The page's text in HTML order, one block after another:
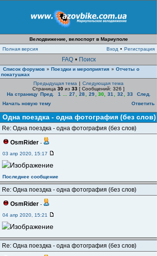
Велодвижение, велоспорт в Мариуполе
Полная версия
Вход • Регистрация
FAQ • Поиск
Список форумов » Поездки и мероприятия » Отчеты о
покатушках
Предыдущая тема | Следующая тема
Страница 30 из 33 [ Сообщений: 326 ]
На страницу Пред. 1 27 28 29 30, 31 32 33
След.
Начать новую тему
Ответить
Одна поездка - одна фотография (без слов)
Re: Одна поездка - одна фотография (без слов)
OsmRider -
03 апр 2020, 15:17
Последнее сообщение
Re: Одна поездка - одна фотография (без слов)
OsmRider -
04 апр 2020, 15:21
Re: Одна поездка - одна фотография (без слов)